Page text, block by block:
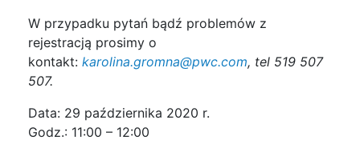
W przypadku pytań bądź problemów z
rejestracją prosimy o
kontakt: karolina.gromna@pwc.com, tel 519 507
507.
Data: 29 października 2020 r.
Godz.: 11:00 – 12:00